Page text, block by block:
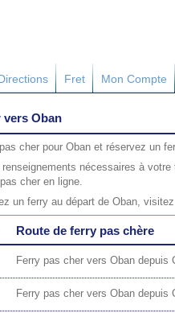
Fret Mon Compte
vers Oban
cher pour Oban et réservez un
nécessaires à
cher en ligne.
un ferry au départ de Oban,
Route de ferry pas chère
Ferry pas cher vers Oban depuis
Ferry pas cher vers Oban depuis